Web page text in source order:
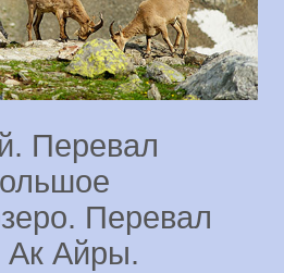
Перевал
Перевал
Ак Айры.